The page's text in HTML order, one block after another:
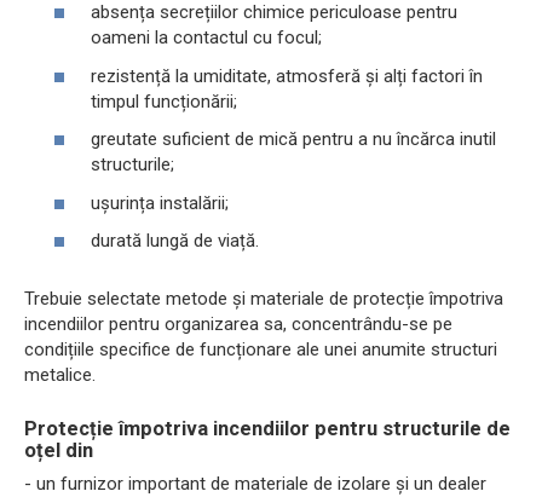
absența secrețiilor chimice periculoase pentru
oameni la contactul cu focul;
rezistență la umiditate, atmosferă și alți factori în
timpul funcționării;
greutate suficient de mică pentru a nu încărca inutil
structurile;
ușurința instalării;
durată lungă de viață.
Trebuie selectate metode și materiale de protecție împotriva
incendiilor pentru organizarea sa, concentrându-se pe
condițiile specifice de funcționare ale unei anumite structuri
metalice.
Protecție împotriva incendiilor pentru structurile de
oțel din
- un furnizor important de materiale de izolare și un dealer